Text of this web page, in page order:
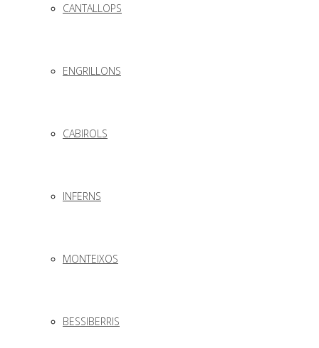
CANTALLOPS
ENGRILLONS
CABIROLS
INFERNS
MONTEIXOS
BESSIBERRIS